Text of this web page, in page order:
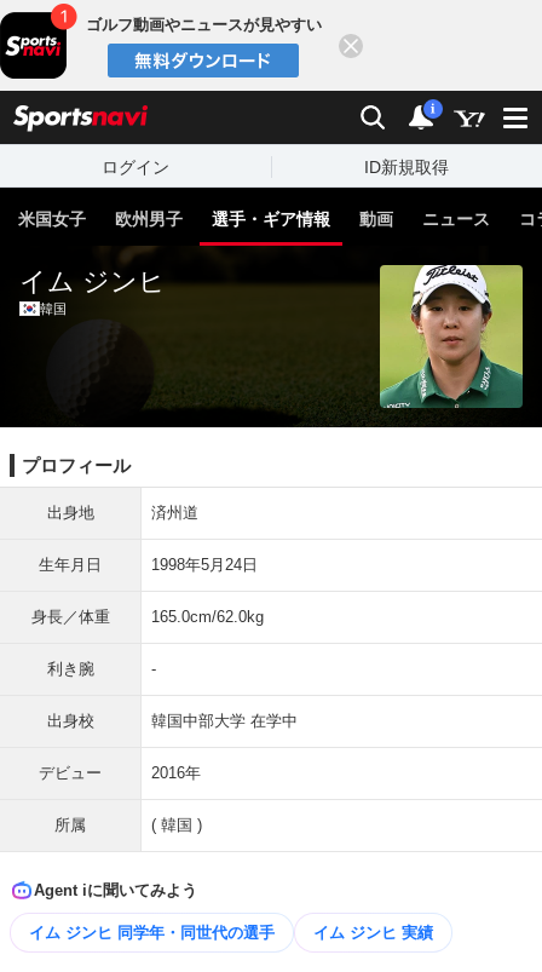
ゴルフ動画やニュースが見やすい
検索 通知
i
ログイン ID新規取得
米国女子 欧州男子 選手・ギア情報 動画 ニュース コ
イム ジンヒ
韓国
プロフィール
出身地 済州道
生年月日 1998年5月24日
身長／体重 165.0cm/62.0kg
利き腕 -
出身校 韓国中部大学 在学中
デビュー 2016年
所属 ( 韓国 )
Agent iに聞いてみよう
イム ジンヒ 同学年・同世代の選手 イム ジンヒ 実績